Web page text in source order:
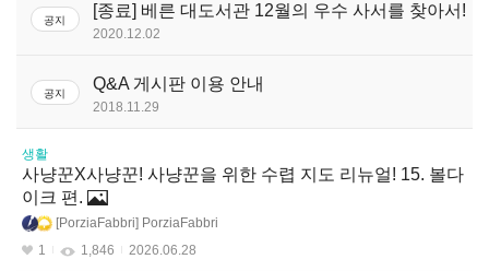
공지 [종료] 베른 대도서관 12월의 우수 사서를 찾아서!
2020.12.02
공지 Q&A 게시판 이용 안내
2018.11.29
생활
사냥꾼X사냥꾼! 사냥꾼을 위한 수렵 지도 리뉴얼! 15. 볼다
이크 편.
PorziaFabbri
PorziaFabbri
1
1,846 2026.06.28